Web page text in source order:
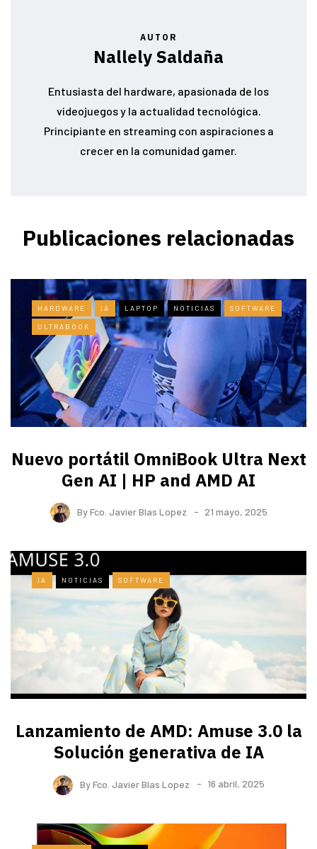
AUTOR
Nallely Saldaña
Entusiasta del hardware, apasionada de los
videojuegos y la actualidad tecnológica.
Principiante en streaming con aspiraciones a
crecer en la comunidad gamer.
Publicaciones relacionadas
HARDWARE IA LAPTOP NOTICIAS SOFTWARE
ULTRABOOK
Nuevo portátil OmniBook Ultra ​Next
Gen AI | HP and AMD AI
ByFco. Javier Blas Lopez 21 mayo, 2025
IA NOTICIAS SOFTWARE
Lanzamiento de AMD: Amuse 3.0 la
Solución generativa de IA
ByFco. Javier Blas Lopez 16 abril, 2025